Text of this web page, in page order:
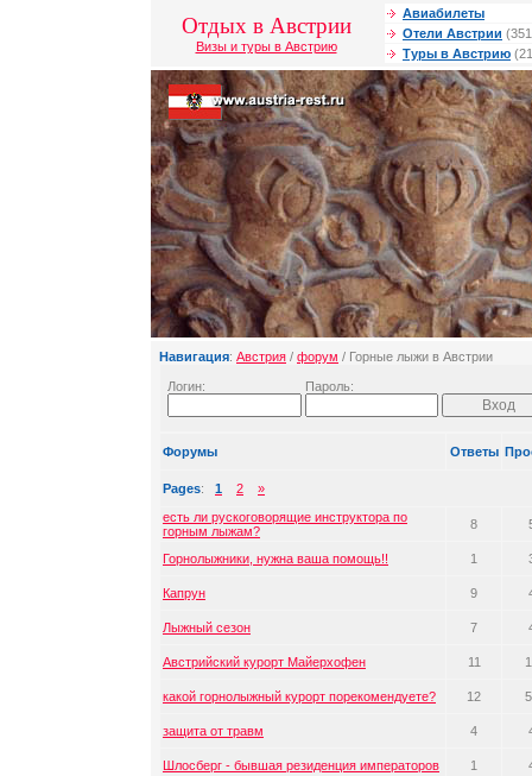
Отдых в Австрии
Визы и туры в Австрию
Авиабилеты
Отели Австрии
Туры в Австрию
Навигация: Австрия / форум / Горные лыжи в Австрии
Логин: Пароль:
Форумы Ответы
Pages: 1 2
»
есть ли рускоговорящие инструктора по
горным лыжам?
8
Горнолыжники, нужна ваша помощь!! 1
Капрун 9
Лыжный сезон 7
Австрийский курорт Майерхофен 11
какой горнолыжный курорт порекомендуете? 12
защита от травм 4
Шлосберг - бывшая резиденция императоров 1